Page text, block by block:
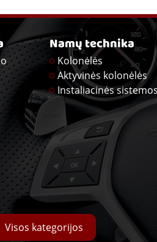
Namų technika
Kolonėlės
Aktyvinės kolonėlės
Instaliacinės sistemos
Visos kategorijos